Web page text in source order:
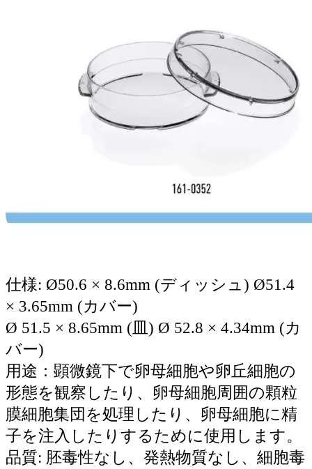
仕様: Ø50.6 × 8.6mm (ディッシュ) Ø51.4
× 3.65mm (カバー)
Ø 51.5 × 8.65mm (皿) Ø 52.8 × 4.34mm (カ
バー)
用途：顕微鏡下で卵母細胞や卵丘細胞の
形態を観察したり、卵母細胞周囲の顆粒
膜細胞集団を処理したり、卵母細胞に精
子を注入したりするために使用します。
品質: 胚毒性なし、発熱物質なし、細胞毒